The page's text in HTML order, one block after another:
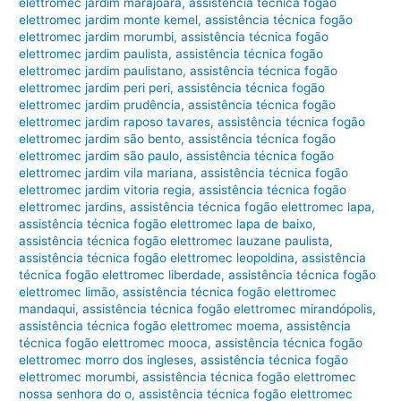
elettromec jardim monte kemel,assistência técnica fogão
elettromec jardim morumbi,assistência técnica fogão
elettromec jardim paulista,assistência técnica fogão
elettromec jardim paulistano,assistência técnica fogão
elettromec jardim peri peri,assistência técnica fogão
elettromec jardim prudência,assistência técnica fogão
elettromec jardim raposo tavares,assistência técnica fogão
elettromec jardim são bento,assistência técnica fogão
elettromec jardim são paulo,assistência técnica fogão
elettromec jardim vila mariana,assistência técnica fogão
elettromec jardim vitoria regia,assistência técnica fogão
elettromec jardins,assistência técnica fogão elettromec lapa,
assistência técnica fogão elettromec lapa de baixo,
assistência técnica fogão elettromec lauzane paulista,
assistência técnica fogão elettromec leopoldina,assistência
técnica fogão elettromec liberdade,assistência técnica fogão
elettromec limão,assistência técnica fogão elettromec
mandaqui,assistência técnica fogão elettromec mirandópolis,
assistência técnica fogão elettromec moema,assistência
técnica fogão elettromec mooca,assistência técnica fogão
elettromec morro dos ingleses,assistência técnica fogão
elettromec morumbi,assistência técnica fogão elettromec
nossa senhora do o,assistência técnica fogão elettromec